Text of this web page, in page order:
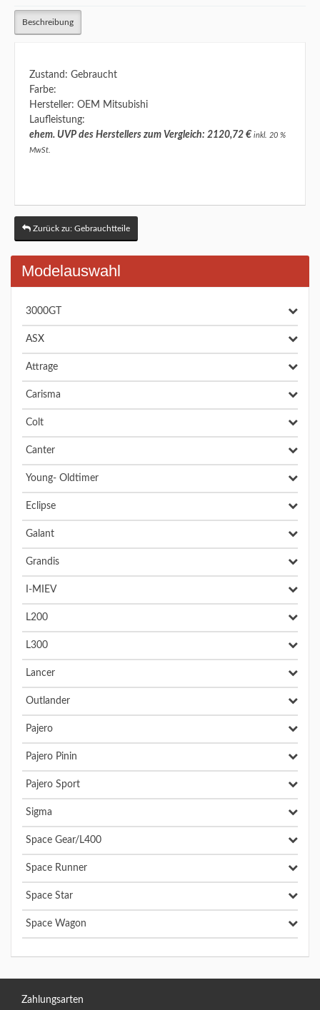
Beschreibung
Zustand: Gebraucht
Farbe:
Hersteller: OEM Mitsubishi
Laufleistung:
ehem. UVP des Herstellers zum Vergleich: 2120,72 € inkl. 20 %
MwSt.
Zurück zu: Gebrauchtteile
Modelauswahl
3000GT
ASX
Attrage
Carisma
Colt
Canter
Young- Oldtimer
Eclipse
Galant
Grandis
I-MIEV
L200
L300
Lancer
Outlander
Pajero
Pajero Pinin
Pajero Sport
Sigma
Space Gear/L400
Space Runner
Space Star
Space Wagon
Zahlungsarten